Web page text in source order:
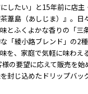
したい」と15年前に店
葦島（あしじま）』。日
とふくよかな香りの「三
「綾小路ブレンド」の2
を、家庭で気軽に味わえ
の要望に応えて販売を
封じ込めたドリップバッ